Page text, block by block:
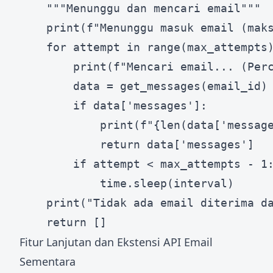
    """Menunggu dan mencari email"""
print(f"Menunggu masuk email
for attempt in
print(f"Mencari email...
        data = get_messages(email_id)
        if data['messages']:
            return data['messages']
if attempt < max_attempts -
            time.sleep(interval)
print("Tidak ada email diterima
Fitur Lanjutan dan Ekstensi API Email
Sementara